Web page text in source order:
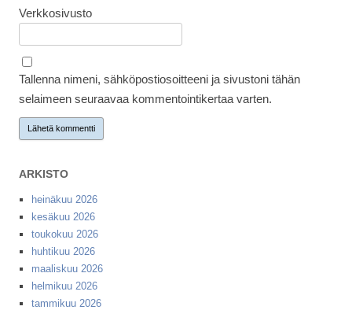
Verkkosivusto
Tallenna nimeni, sähköpostiosoitteeni ja sivustoni tähän
selaimeen seuraavaa kommentointikertaa varten.
ARKISTO
heinäkuu 2026
kesäkuu 2026
toukokuu 2026
huhtikuu 2026
maaliskuu 2026
helmikuu 2026
tammikuu 2026